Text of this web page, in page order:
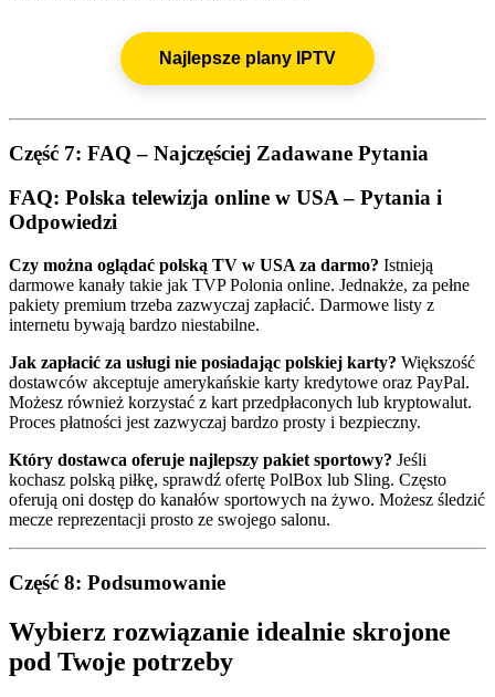
Najlepsze plany IPTV
Część 7: FAQ – Najczęściej Zadawane Pytania
FAQ: Polska telewizja online w USA – Pytania i
Odpowiedzi
Czy można oglądać polską TV w USA za darmo? Istnieją
darmowe kanały takie jak TVP Polonia online. Jednakże, za pełne
pakiety premium trzeba zazwyczaj zapłacić. Darmowe listy z
internetu bywają bardzo niestabilne.
Jak zapłacić za usługi nie posiadając polskiej karty? Większość
dostawców akceptuje amerykańskie karty kredytowe oraz PayPal.
Możesz również korzystać z kart przedpłaconych lub kryptowalut.
Proces płatności jest zazwyczaj bardzo prosty i bezpieczny.
Który dostawca oferuje najlepszy pakiet sportowy? Jeśli
kochasz polską piłkę, sprawdź ofertę PolBox lub Sling. Często
oferują oni dostęp do kanałów sportowych na żywo. Możesz śledzić
mecze reprezentacji prosto ze swojego salonu.
Część 8: Podsumowanie
Wybierz rozwiązanie idealnie skrojone
pod Twoje potrzeby